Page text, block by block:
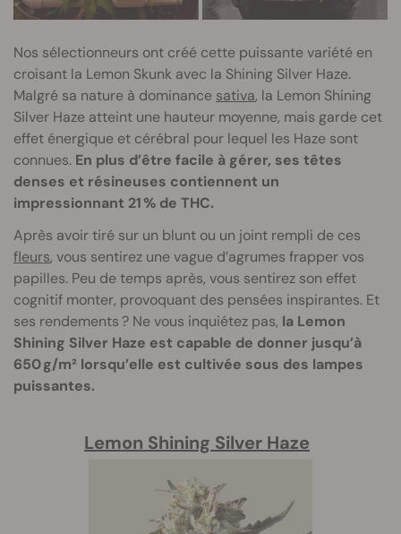
Nos sélectionneurs ont créé cette puissante variété en
croisant la Lemon Skunk avec la Shining Silver Haze.
Malgré sa nature à dominance sativa, la Lemon Shining
Silver Haze atteint une hauteur moyenne, mais garde cet
effet énergique et cérébral pour lequel les Haze sont
connues. En plus d’être facile à gérer, ses têtes
denses et résineuses contiennent un
impressionnant 21 % de THC.
Après avoir tiré sur un blunt ou un joint rempli de ces
fleurs, vous sentirez une vague d’agrumes frapper vos
papilles. Peu de temps après, vous sentirez son effet
cognitif monter, provoquant des pensées inspirantes. Et
ses rendements ? Ne vous inquiétez pas, la Lemon
Shining Silver Haze est capable de donner jusqu’à
650 g/m² lorsqu’elle est cultivée sous des lampes
puissantes.
Lemon Shining Silver Haze